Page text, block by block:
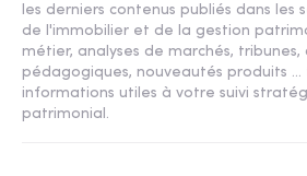
les derniers contenus publiés dans les
de l'immobilier et de la gestion
métier, analyses de marchés,
pédagogiques, nouveautés produits ...
informations utiles à votre suivi
patrimonial.